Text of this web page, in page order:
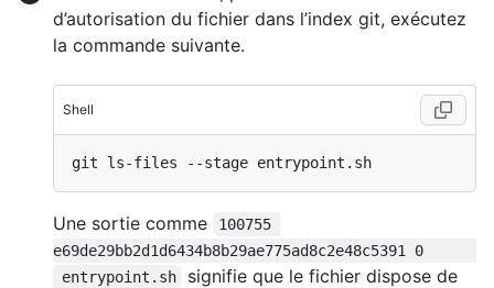
d’autorisation du fichier dans l’index git, exécutez
la commande suivante.
Shell
Une sortie comme
100755
e69de29bb2d1d6434b8b29ae775ad8c2e48c5391 0
entrypoint.sh
signifie que le fichier dispose de